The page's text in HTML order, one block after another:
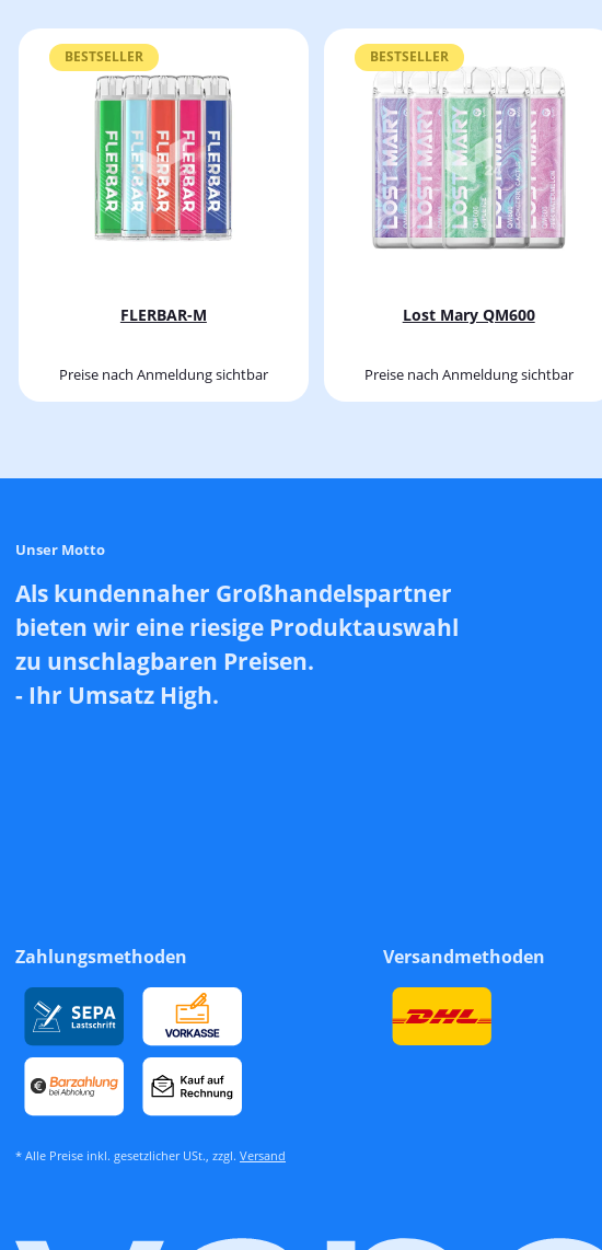
BESTSELLER
FLERBAR-M
Preise nach Anmeldung sichtbar
BESTSELLER
Lost Mary QM600
Preise nach Anmeldung sichtbar
Unser Motto
Als kundennaher Großhandelspartner
bieten wir eine riesige Produktauswahl
zu unschlagbaren Preisen.
- Ihr Umsatz High.
Zahlungsmethoden Versandmethoden
* Alle Preise inkl. gesetzlicher USt., zzgl. Versand